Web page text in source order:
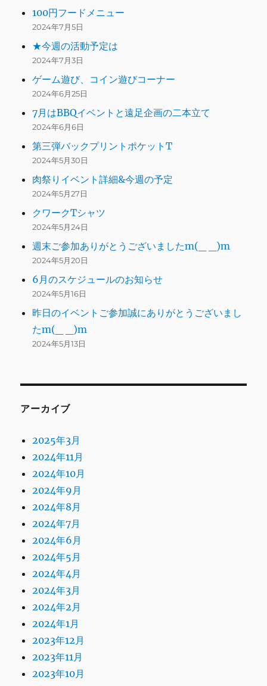
100円フードメニュー
2024年7月5日
★今週の活動予定は
2024年7月3日
ゲーム遊び、コイン遊びコーナー
2024年6月25日
7月はBBQイベントと遠足企画の二本立て
2024年6月6日
第三弾バックプリントポケットT
2024年5月30日
肉祭りイベント詳細&今週の予定
2024年5月27日
クワークTシャツ
2024年5月24日
週末ご参加ありがとうございましたm(_ _)m
2024年5月20日
6月のスケジュールのお知らせ
2024年5月16日
昨日のイベントご参加誠にありがとうございまし
たm(_ _)m
2024年5月13日
アーカイブ
2025年3月
2024年11月
2024年10月
2024年9月
2024年8月
2024年7月
2024年6月
2024年5月
2024年4月
2024年3月
2024年2月
2024年1月
2023年12月
2023年11月
2023年10月